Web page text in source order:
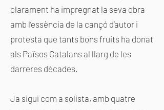
clarament ha impregnat la seva obra
amb l’essència de la cançó d’autor i
protesta que tants bons fruits ha donat
als Països Catalans al llarg de les
darreres dècades.
Ja sigui com a solista, amb quatre